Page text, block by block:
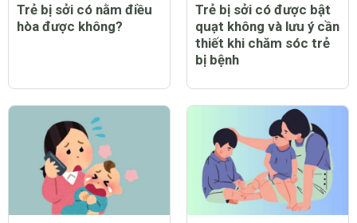
Trẻ bị sởi có nằm điều
hòa được không?
Trẻ bị sởi có được bật
quạt không và lưu ý cần
thiết khi chăm sóc trẻ
bị bệnh